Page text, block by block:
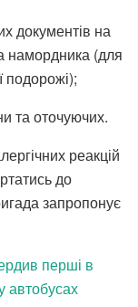
документів на
намордника (для
подорожі);
та оточуючих.
реакцій
до
запропонує
перші в
автобусах